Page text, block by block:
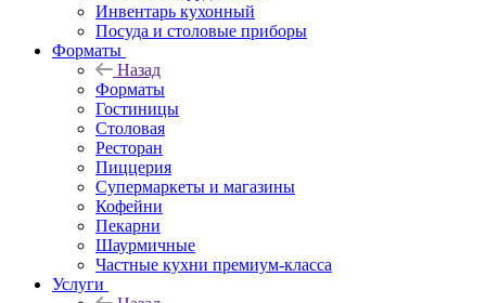
Инвентарь кухонный
Посуда и столовые приборы
Форматы
Назад
Форматы
Гостиницы
Столовая
Ресторан
Пиццерия
Супермаркеты и магазины
Кофейни
Пекарни
Шаурмичные
Частные кухни премиум-класса
Услуги